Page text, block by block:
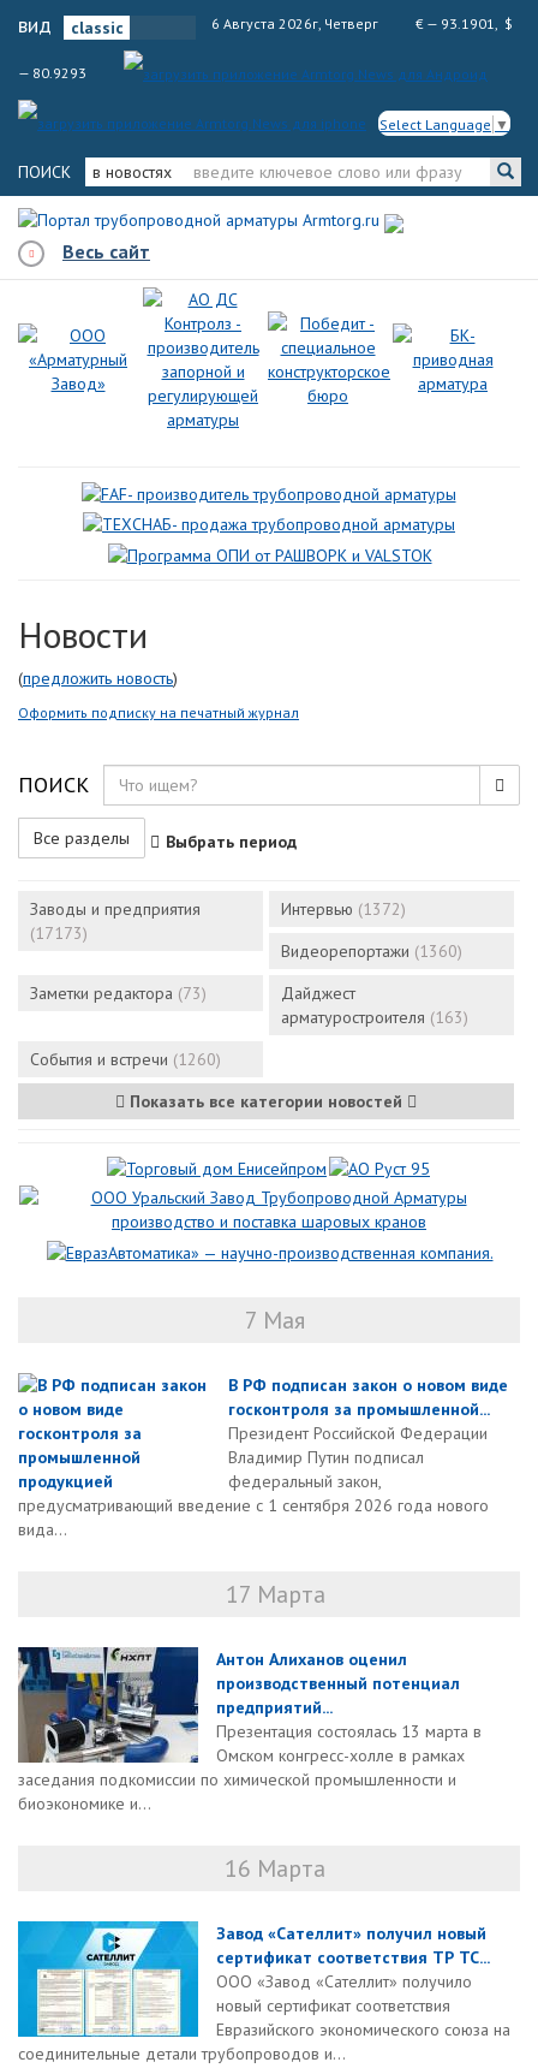
вид 6 Августа 2026г, Четверг € — 93.1901, $
— 80.9293
Select Language ▼
ПОИСК в новостях
Весь сайт
Новости
(предложить новость)
Оформить подписку на печатный журнал
ПОИСК
Все разделы Выбрать период
Заводы и предприятия
(17173)
Интервью (1372)
Видеорепортажи (1360)
Заметки редактора (73)
Дайджест
арматуростроителя (163)
События и встречи (1260)
Показать все категории новостей
7 Мая
В РФ подписан закон о новом виде
госконтроля за промышленной...
Президент Российской Федерации
Владимир Путин подписал
федеральный закон,
предусматривающий введение с 1 сентября 2026 года нового
вида...
17 Марта
Антон Алиханов оценил
производственный потенциал
предприятий...
Презентация состоялась 13 марта в
Омском конгресс-холле в рамках
заседания подкомиссии по химической промышленности и
биоэкономике и...
16 Марта
Завод «Сателлит» получил новый
сертификат соответствия ТР ТС...
ООО «Завод «Сателлит» получило
новый сертификат соответствия
Евразийского экономического союза на
соединительные детали трубопроводов и...